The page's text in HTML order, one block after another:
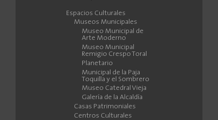
Espacios Culturales
Museos Municipales
Museo Municipal de
Arte Moderno
Museo Municipal
Remigio Crespo Toral
Planetario
Municipal de la Paja
Toquilla y el Sombrero
Museo Catedral Vieja
Galería de la Alcaldía
Casas Patrimoniales
Centros Culturales